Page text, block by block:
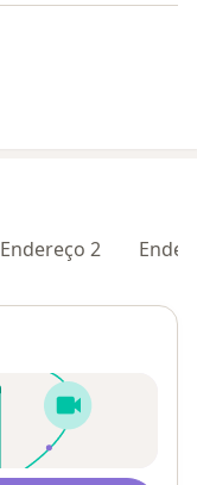
Endereço 2